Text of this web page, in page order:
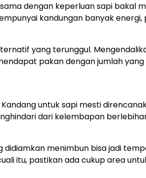
dengan keperluan sapi bakal
kandungan banyak
yang terunggul.
pakan dengan jumlah
untuk sapi mesti
dari kelembapan
menimbun bisa jadi
itu, pastikan ada cukup area